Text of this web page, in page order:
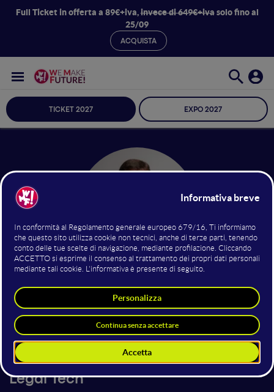
Full Ticket in offerta a 89€+iva,invece di 649€+ivasolo fino al
25/09
ACQUISTA
TICKET 2027 EXPO 2027
Avvocato, Partner 42 Law Firm e
Founder di LT42
LT42
5 giugno 202512:40 - 13:00
Legal Tech